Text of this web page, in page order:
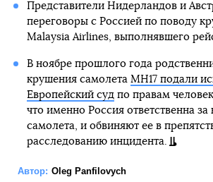
Представители Нидерландов и
переговоры с Россией по поводу
Malaysia Airlines, выполнявшего
В ноябре прошлого года
крушения самолета MH17 подали
Европейский судпо правам
что именно Россия ответственна за
самолета, и обвиняют ее в
расследованию инцидента.
Автор: Oleg Panfilovych